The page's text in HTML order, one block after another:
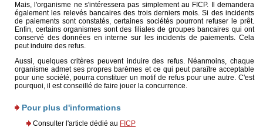
Mais, l'organisme ne s'intéressera pas simplement au FICP. Il demandera
également les relevés bancaires des trois derniers mois. Si des incidents
de paiements sont constatés, certaines sociétés pourront refuser le prêt.
Enfin, certains organismes sont des filiales de groupes bancaires qui ont
conservé des données en interne sur les incidents de paiements. Cela
peut induire des refus.
Aussi, quelques critères peuvent induire des refus. Néanmoins, chaque
organisme admet ses propres barèmes et ce qui peut paraître acceptable
pour une société, pourra constituer un motif de refus pour une autre. C'est
pourquoi, il est conseillé de faire jouer la concurrence.
Pour plus d'informations
Consulter l'article dédié au FICP